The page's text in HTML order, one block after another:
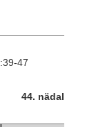
47
44. nädal